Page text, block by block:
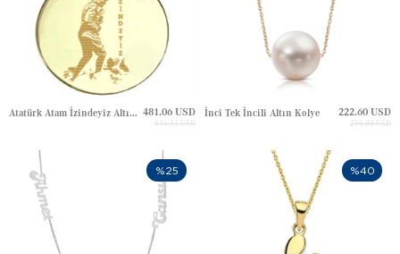
Atatürk Atam İzindeyiz Altın Kolye 481.06 USD
641.41 USD
İnci Tek İncili Altın Kolye 222.60 USD
296.80 USD
%25 %40